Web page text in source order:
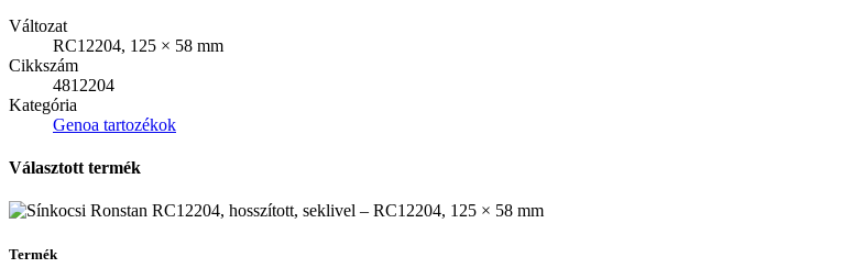
Változat
RC12204, 125 × 58 mm
Cikkszám
4812204
Kategória
Genoa tartozékok
Választott termék
Termék